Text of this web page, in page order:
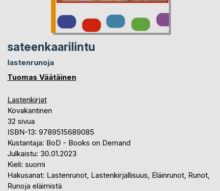
sateenkaarilintu
lastenrunoja
Tuomas Väätäinen
Lastenkirjat
Kovakantinen
32 sivua
ISBN-13: 9789515689085
Kustantaja: BoD - Books on Demand
Julkaistu: 30.01.2023
Kieli: suomi
Hakusanat: Lastenrunot, Lastenkirjallisuus, Eläinrunot, Runot,
Runoja eläimistä